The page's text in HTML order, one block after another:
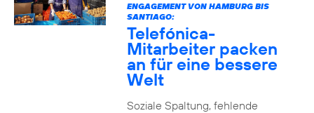
ENGAGEMENT VON HAMBURG BIS
SANTIAGO:
Telefónica-
Mitarbeiter packen
an für eine bessere
Welt
Soziale Spaltung, fehlende